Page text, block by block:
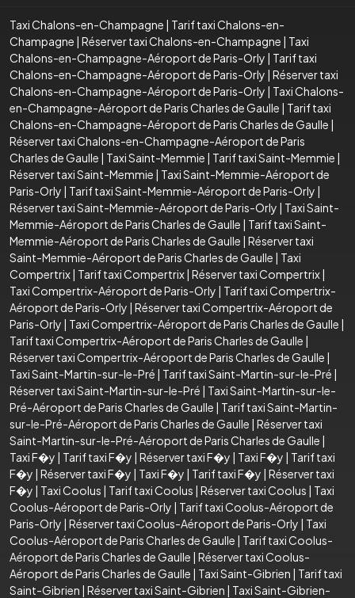
Taxi Chalons-en-Champagne | Tarif taxi Chalons-en-
Champagne | Réserver taxi Chalons-en-Champagne | Taxi
Chalons-en-Champagne-Aéroport de Paris-Orly | Tarif taxi
Chalons-en-Champagne-Aéroport de Paris-Orly | Réserver taxi
Chalons-en-Champagne-Aéroport de Paris-Orly | Taxi Chalons-
en-Champagne-Aéroport de Paris Charles de Gaulle | Tarif taxi
Chalons-en-Champagne-Aéroport de Paris Charles de Gaulle |
Réserver taxi Chalons-en-Champagne-Aéroport de Paris
Charles de Gaulle | Taxi Saint-Memmie | Tarif taxi Saint-Memmie |
Réserver taxi Saint-Memmie | Taxi Saint-Memmie-Aéroport de
Paris-Orly | Tarif taxi Saint-Memmie-Aéroport de Paris-Orly |
Réserver taxi Saint-Memmie-Aéroport de Paris-Orly | Taxi Saint-
Memmie-Aéroport de Paris Charles de Gaulle | Tarif taxi Saint-
Memmie-Aéroport de Paris Charles de Gaulle | Réserver taxi
Saint-Memmie-Aéroport de Paris Charles de Gaulle | Taxi
Compertrix| Tarif taxi Compertrix| Réserver taxi Compertrix|
Taxi Compertrix-Aéroport de Paris-Orly | Tarif taxi Compertrix-
Aéroport de Paris-Orly | Réserver taxi Compertrix-Aéroport de
Paris-Orly | Taxi Compertrix-Aéroport de Paris Charles de Gaulle |
Tarif taxi Compertrix-Aéroport de Paris Charles de Gaulle |
Réserver taxi Compertrix-Aéroport de Paris Charles de Gaulle |
Taxi Saint-Martin-sur-le-Pré | Tarif taxi Saint-Martin-sur-le-Pré |
Réserver taxi Saint-Martin-sur-le-Pré | Taxi Saint-Martin-sur-le-
Pré-Aéroport de Paris Charles de Gaulle | Tarif taxi Saint-Martin-
sur-le-Pré-Aéroport de Paris Charles de Gaulle | Réserver taxi
Saint-Martin-sur-le-Pré-Aéroport de Paris Charles de Gaulle |
Taxi F�y | Tarif taxi F�y | Réserver taxi F�y | Taxi F�y | Tarif taxi
F�y | Réserver taxi F�y | Taxi F�y | Tarif taxi F�y | Réserver taxi
F�y | Taxi Coolus | Tarif taxi Coolus | Réserver taxi Coolus | Taxi
Coolus-Aéroport de Paris-Orly | Tarif taxi Coolus-Aéroport de
Paris-Orly | Réserver taxi Coolus-Aéroport de Paris-Orly | Taxi
Coolus-Aéroport de Paris Charles de Gaulle | Tarif taxi Coolus-
Aéroport de Paris Charles de Gaulle | Réserver taxi Coolus-
Aéroport de Paris Charles de Gaulle | Taxi Saint-Gibrien | Tarif taxi
Saint-Gibrien | Réserver taxi Saint-Gibrien | Taxi Saint-Gibrien-